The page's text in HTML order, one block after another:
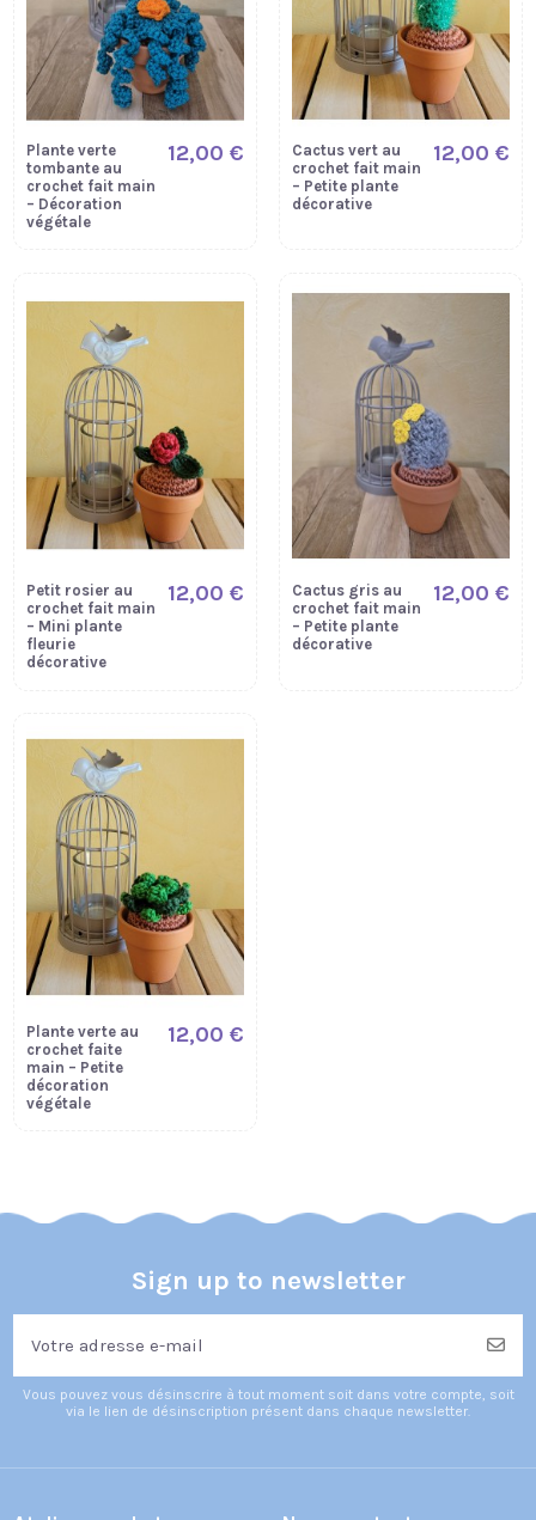
Plante verte
tombante au
crochet fait main
– Décoration
végétale
12,00 €
Cactus vert au
crochet fait main
– Petite plante
décorative
12,00 €
Petit rosier au
crochet fait main
– Mini plante
fleurie
décorative
12,00 €
Cactus gris au
crochet fait main
– Petite plante
décorative
12,00 €
Plante verte au
crochet faite
main – Petite
décoration
végétale
12,00 €
Sign up to newsletter
Vous pouvez vous désinscrire à tout moment soit dans votre compte, soit
via le lien de désinscription présent dans chaque newsletter.